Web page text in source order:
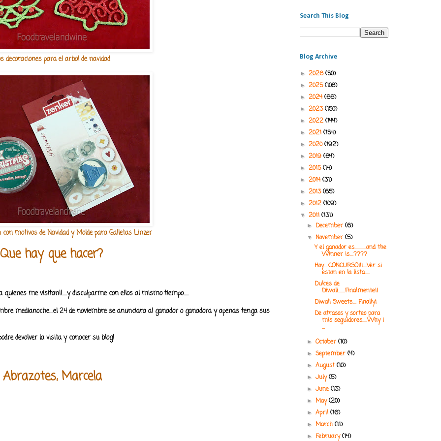
decoraciones para el arbol de navidad
motivos de Navidad y Molde para Galletas Linzer
Que hay que hacer?
me visitan!!.....y disculparme con ellos al mismo tiempo.....
medianoche....el 24 de noviembre se anunciara al ganador o ganadora y apenas tenga sus
devolver la visita y conocer su blog!
Abrazotes, Marcela
Search This Blog
Blog Archive
► 2026(50)
► 2025(108)
► 2024 (66)
► 2023(150)
► 2022 (144)
► 2021 (154)
► 2020(192)
► 2019 (64)
► 2015(14)
► 2014 (31)
► 2013(65)
► 2012 (109)
▼ 2011 (131)
► December(6)
▼November(5)
Y el ganador es............and the
Winner is....????
Hoy.....CONCURSO!!!....Ver si
estan en la lista.....
Dulces de
Diwali.......Finalmente!!
Diwali Sweets.... Finally!
De atrasos y sorteo para
mis seguidores.....Why I
...
►October(10)
►September(4)
►August(10)
►July(5)
►June(13)
►May(20)
►April(16)
►March(11)
►February(14)